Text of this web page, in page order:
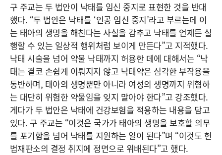
구 주교는 두 법안이 낙태를 임신 중지로 표현한 것을 반대
했다. “두 법안은 낙태를 ‘인공 임신 중지’라고 부르는데 이
는 태아의 생명을 해친다는 사실을 감추고 낙태를 언제든 실
행할 수 있는 일상적 행위처럼 보이게 만든다”고 지적했다.
낙태 시술을 넘어 약물 낙태까지 허용한 데에 대해서는 “낙
태는 결코 손쉽게 이뤄지지 않고 낙태약은 심각한 부작용을
동반하며, 태아의 생명뿐만 아니라 여성의 생명까지 위협하
는 대단히 위험한 약물임을 잊지 말아야 한다”고 강조했다.
게다가 두 법안은 낙태에 건강보험을 적용하는 내용을 담고
있다. 구 주교는 “이것은 국가가 태아의 생명을 보호할 의무
를 포기함을 넘어 낙태를 지원하는 일이 된다”며 “이것도 헌
법재판소의 결정 취지에 정면으로 위배된다”고 했다.